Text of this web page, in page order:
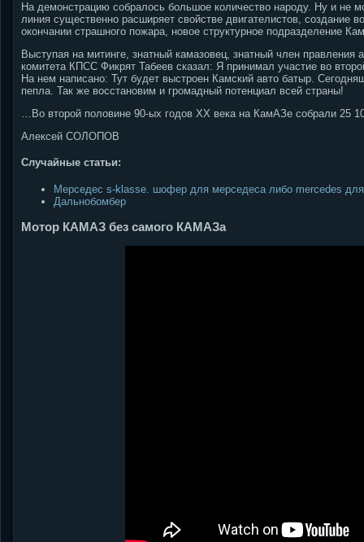
На демонстрацию собралось большое количество народу. Ну и не
линия существенно расширяет свойстве двигателистов,
окончании страшного пожара, новое структурное подразделение
Выступая на митинге, знатный камазовец, знатный член
комитета КПСС Фикрят Табеев сказал: Я принимал участие во
На нем написано: Тут будет выстроен Камский авто батыр.
пепла. Так же восстановим и громадный потенциал всей страны!
…Во второй половине 90-ых годов XX века на КамАЗе собрали 25
Алексей СОЛОПОВ
Случайные статьи:
Мерседес s-klasse. шофер для мерседеса либо mercedes
Дальнобомбер
Мотор КАМАЗ без самого КАМАЗа